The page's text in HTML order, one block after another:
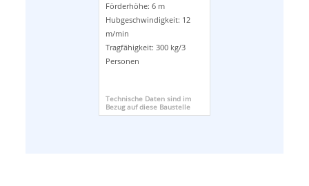
Förderhöhe: 6 m
Hubgeschwindigkeit: 12
m/min
Tragfähigkeit: 300 kg/3
Personen
Technische Daten sind im
Bezug auf diese Baustelle